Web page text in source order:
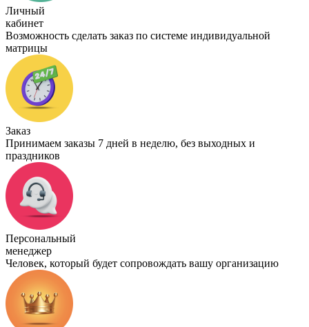
Личный
кабинет
Возможность сделать заказ по системе индивидуальной
матрицы
Заказ
Принимаем заказы 7 дней в неделю, без выходных и
праздников
Персональный
менеджер
Человек, который будет сопровождать вашу организацию